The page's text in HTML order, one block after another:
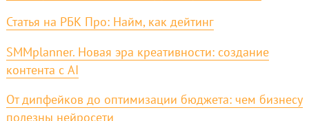
Статья на РБК Про: Найм, как дейтинг
SMMplanner. Новая эра креативности: создание
контента с AI
От дипфейков до оптимизации бюджета: чем бизнесу
полезны нейросети